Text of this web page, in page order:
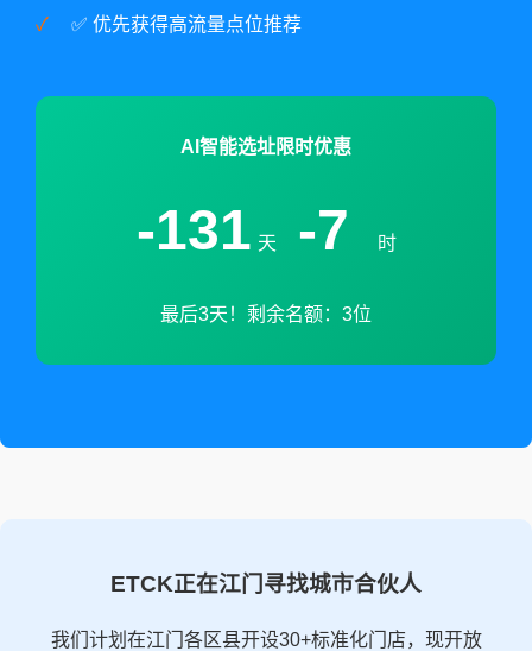
✅ 优先获得高流量点位推荐
AI智能选址限时优惠
-131 天 -7 时
最后3天！剩余名额：3位
ETCK正在江门寻找城市合伙人
我们计划在江门各区县开设30+标准化门店，现开放